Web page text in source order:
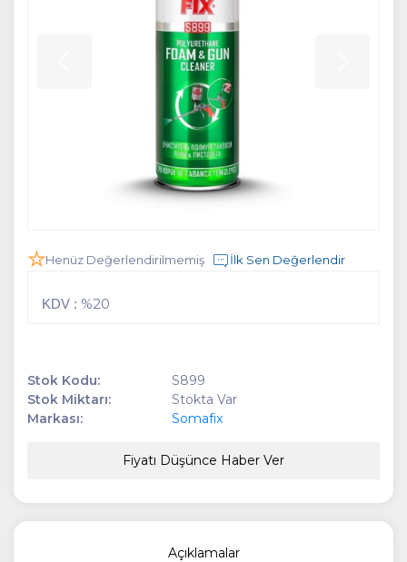
Henüz Değerlendirilmemiş İlk Sen Değerlendir
KDV : %20
Stok Kodu:
S899
Stok Miktarı:
Stokta Var
Markası:
Somafix
Fiyatı Düşünce Haber Ver
Açıklamalar